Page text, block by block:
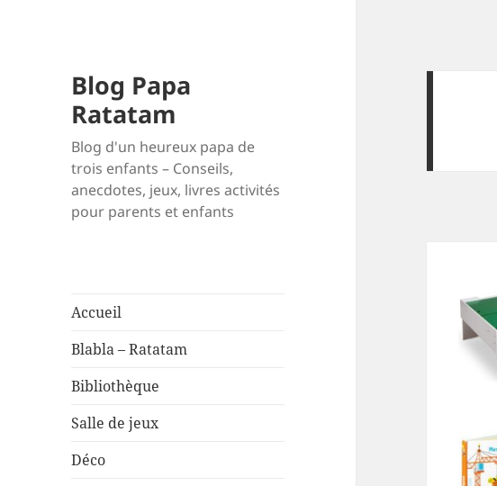
Blog Papa
Ratatam
Blog d'un heureux papa de
trois enfants – Conseils,
anecdotes, jeux, livres activités
pour parents et enfants
Accueil
Blabla – Ratatam
Bibliothèque
Salle de jeux
Déco